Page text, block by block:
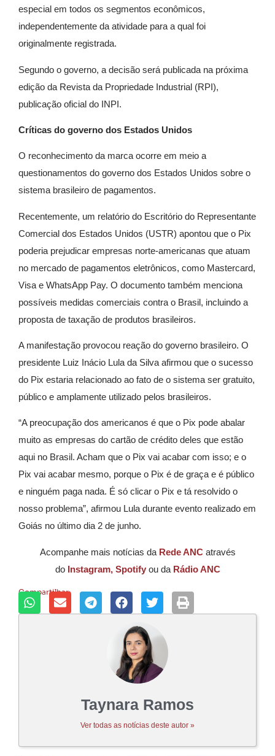
especial em todos os segmentos econômicos,
independentemente da atividade para a qual foi
originalmente registrada.
Segundo o governo, a decisão será publicada na próxima
edição da Revista da Propriedade Industrial (RPI),
publicação oficial do INPI.
Críticas do governo dos Estados Unidos
O reconhecimento da marca ocorre em meio a
questionamentos do governo dos Estados Unidos sobre o
sistema brasileiro de pagamentos.
Recentemente, um relatório do Escritório do Representante
Comercial dos Estados Unidos (USTR) apontou que o Pix
poderia prejudicar empresas norte-americanas que atuam
no mercado de pagamentos eletrônicos, como Mastercard,
Visa e WhatsApp Pay. O documento também menciona
possíveis medidas comerciais contra o Brasil, incluindo a
proposta de taxação de produtos brasileiros.
A manifestação provocou reação do governo brasileiro. O
presidente Luiz Inácio Lula da Silva afirmou que o sucesso
do Pix estaria relacionado ao fato de o sistema ser gratuito,
público e amplamente utilizado pelos brasileiros.
“A preocupação dos americanos é que o Pix pode abalar
muito as empresas do cartão de crédito deles que estão
aqui no Brasil. Acham que o Pix vai acabar com isso; e o
Pix vai acabar mesmo, porque o Pix é de graça e é público
e ninguém paga nada. É só clicar o Pix e tá resolvido o
nosso problema”, afirmou Lula durante evento realizado em
Goiás no último dia 2 de junho.
Acompanhe mais notícias da Rede ANCatravés
do Instagram, Spotifyou da Rádio ANC
Compartilhar:
Taynara Ramos
Ver todas as notícias deste autor »